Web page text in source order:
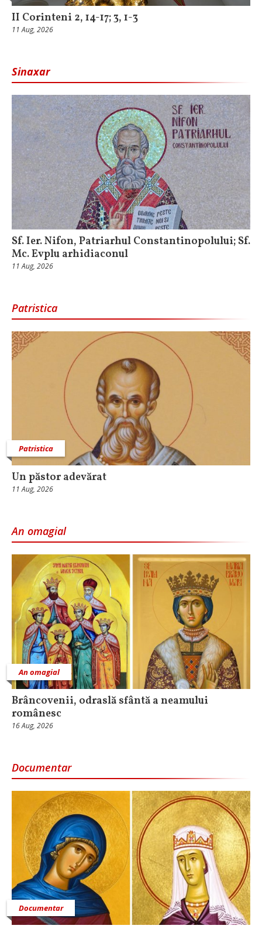
II Corinteni 2, 14-17; 3, 1-3
11 Aug, 2026
Sinaxar
Sf. Ier. Nifon, Patriarhul Constantinopolului; Sf.
Mc. Evplu arhidiaconul
11 Aug, 2026
Patristica
Patristica
Un păstor adevărat
11 Aug, 2026
An omagial
An omagial
Brâncovenii, odraslă sfântă a neamului
românesc
16 Aug, 2026
Documentar
Documentar